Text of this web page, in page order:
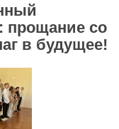
прощание со
в будущее!